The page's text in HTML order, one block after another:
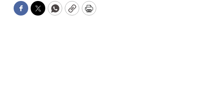
Facebook
TwitterWhatsApp
CopyPrint